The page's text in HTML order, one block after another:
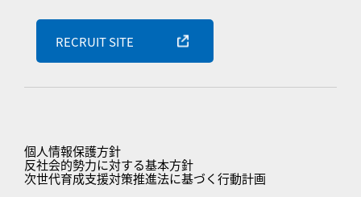
RECRUIT SITE
個人情報保護方針
反社会的勢力に対する基本方針
次世代育成支援対策推進法に基づく行動計画